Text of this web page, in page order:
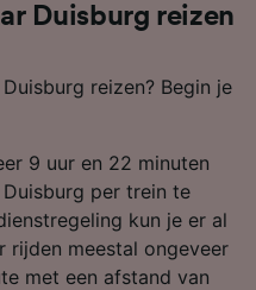
Duisburg reizen
reizen? Begin je
9 uur en 22 minuten
per trein te
kun je er al
rijden meestal ongeveer
met een afstand van